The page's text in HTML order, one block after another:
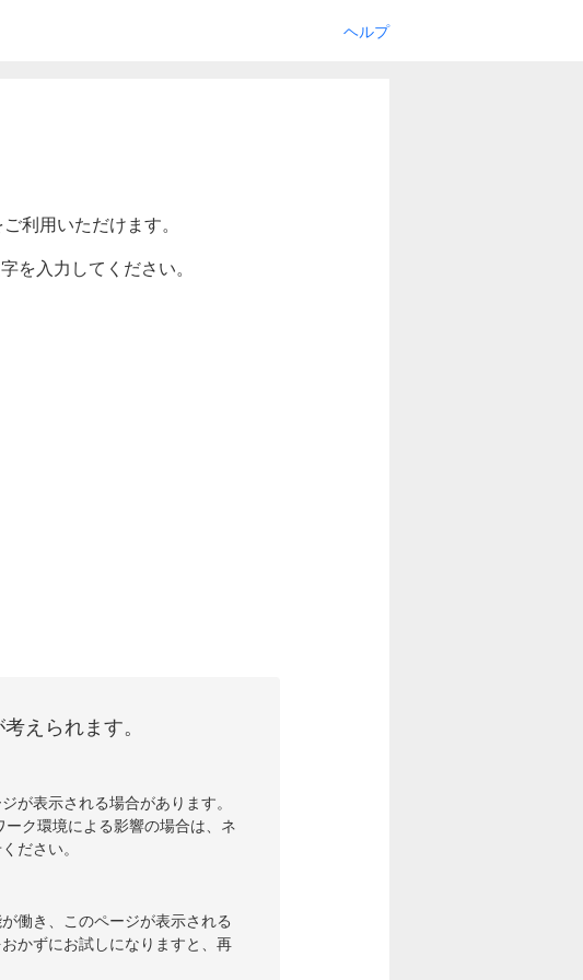
ヘルプ
利用いただけます。
を入力してください。
えられます。
が表示される場合があります。
ク環境による影響の場合は、ネ
ださい。
働き、このページが表示される
かずにお試しになりますと、再